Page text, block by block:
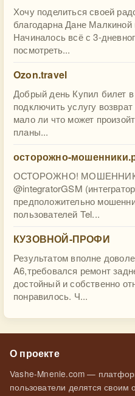
Хочу поделиться своей
благодарна Дане Малкиной
Начиналось всё с 3-
посмотреть...
Ozon.travel
Добрый день Купил билет
подключить услугу
мало ли что может
планы...
осторожно-
ОСТОРОЖНО! МОШЕННИКИ
@integratorGSM
предположительно
пользователей Tel...
КУЗОВНОЙ-ПРОФИ
Результатом вполне
A6,требовался ремонт
достойный и собственно
понравилось. Ч...
О проекте
Vashe-Mnenie.com —
пользователи делятся